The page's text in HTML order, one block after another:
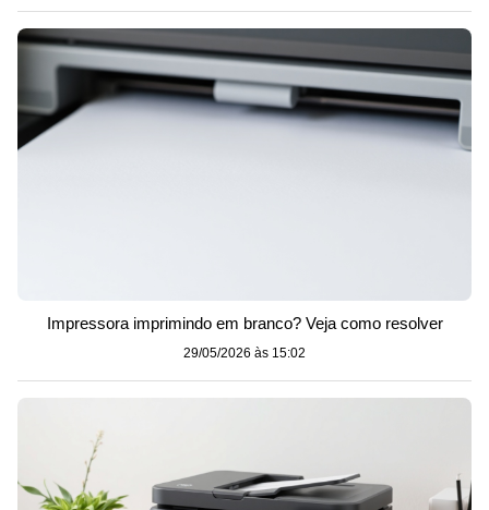
Impressora imprimindo em branco? Veja como resolver
29/05/2026 às 15:02